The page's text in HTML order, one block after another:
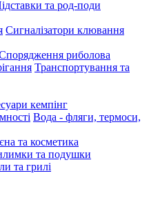
та род-поди
Сигналізатори клювання
риболова
Транспортування та
кемпінг
Вода - фляги, термоси,
та косметика
та подушки
та грилі